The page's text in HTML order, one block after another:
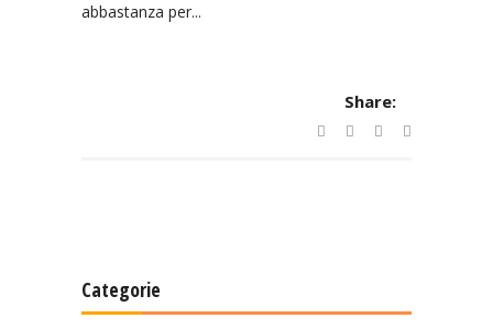
abbastanza per...
Share:
Categorie